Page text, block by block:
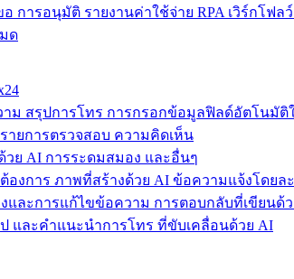
การอนุมัติ รายงานค่าใช้จ่าย RPA เวิร์กโฟล
ด
าม สรุปการโทร การกรอกข้อมูลฟิลด์อัตโนมัติ
ายการตรวจสอบ ความคิดเห็น
วย AI การระดมสมอง และอื่นๆ
องการ ภาพที่สร้างด้วย AI ข้อความแจ้งโดยล
งและการแก้ไขข้อความ การตอบกลับที่เขียนด้
และคำแนะนำการโทร ที่ขับเคลื่อนด้วย AI